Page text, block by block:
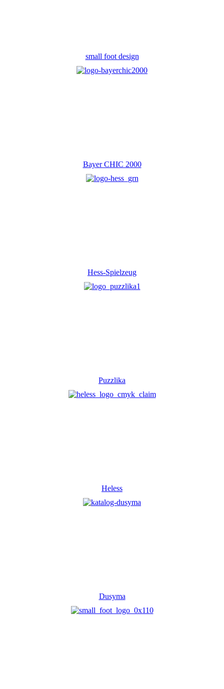
small foot design
Bayer CHIC 2000
Hess-Spielzeug
Puzzlika
Heless
Dusyma